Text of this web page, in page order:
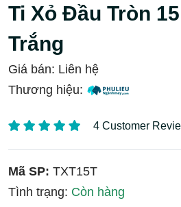
Ti Xỏ Đầu Tròn
Trắng
Giá bán: Liên hệ
Thương hiệu:
4 Customer
Mã SP: TXT15T
Tình trạng: Còn hàng